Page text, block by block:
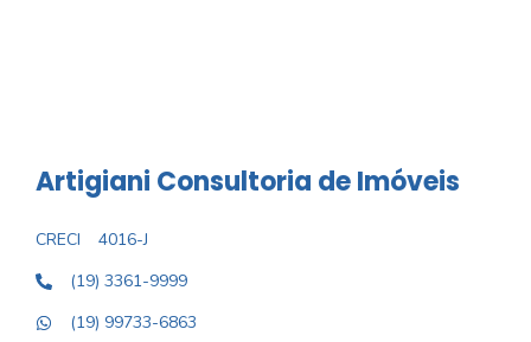
Artigiani Consultoria de Imóveis
CRECI
4016-J
(19) 3361-9999
(19) 99733-6863